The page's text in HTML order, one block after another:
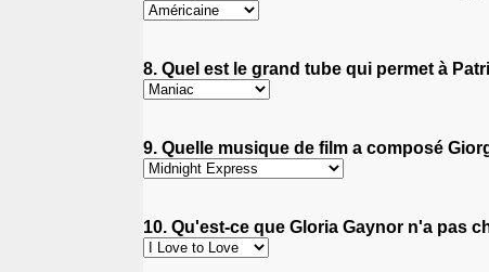
8. Quel est le grand tube qui permet à
9. Quelle musique de film a composé
10. Qu'est-ce que Gloria Gaynor n'a pas